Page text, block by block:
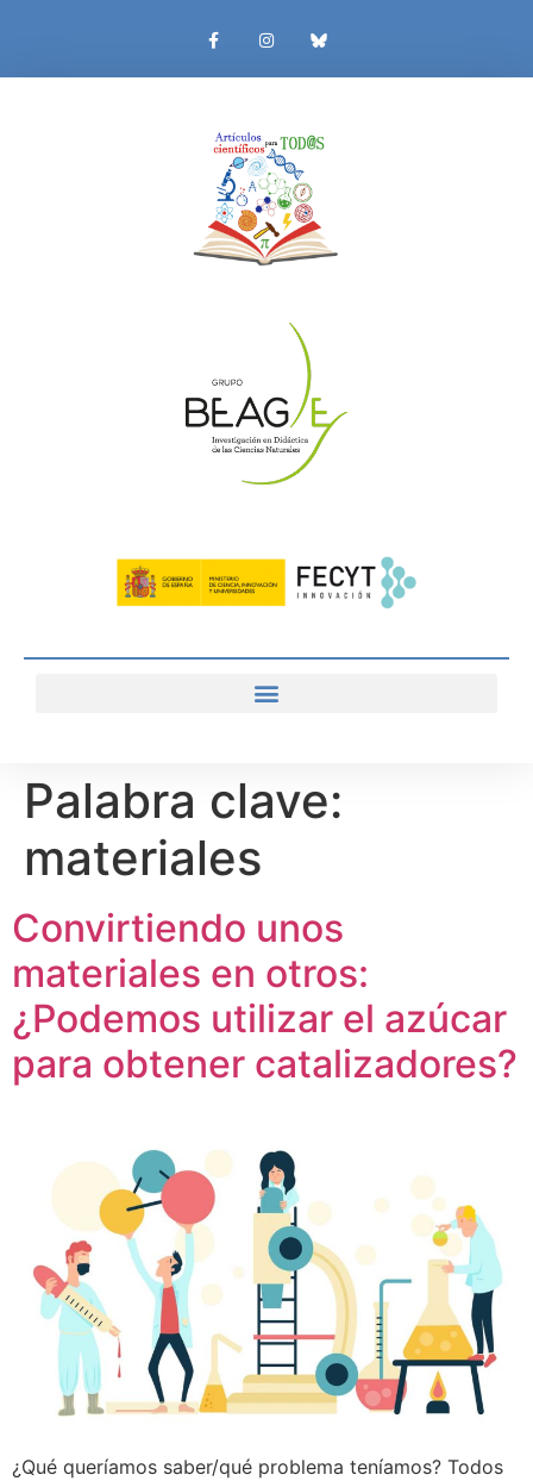
Palabra clave:
materiales
Convirtiendo unos
materiales en otros:
¿Podemos utilizar el azúcar
para obtener catalizadores?
¿Qué queríamos saber/qué problema teníamos? Todos